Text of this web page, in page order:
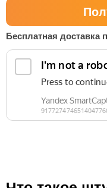
Бесплатная доставка